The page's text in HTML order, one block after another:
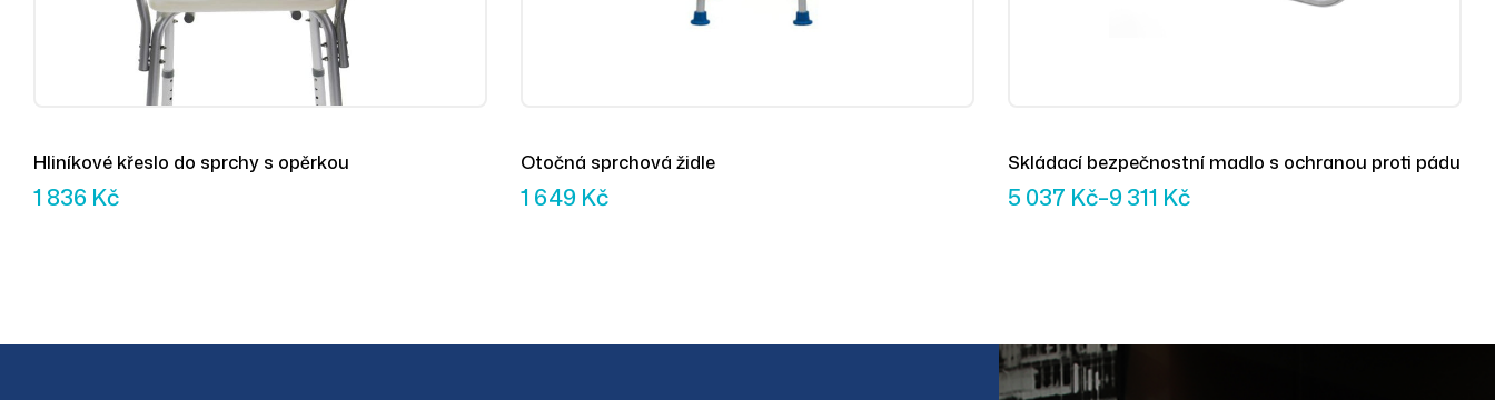
Hliníkové křeslo do sprchy s opěrkou
1 836 Kč
Otočná sprchová židle
1 649 Kč
Skládací bezpečnostní madlo s ochranou proti pádu
5 037 Kč–9 311 Kč